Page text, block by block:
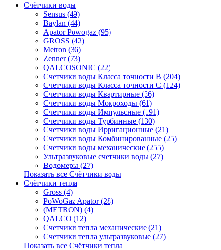
Счётчики воды
Sensus (49)
Baylan (44)
Apator Powogaz (95)
GROSS (42)
Metron (36)
Zenner (73)
QALCOSONIC (22)
Счетчики воды Класса точности В (204)
Счетчики воды Класса точности С (124)
Счетчики воды Квартирные (36)
Счетчики воды Мокроходы (61)
Счетчики воды Импульсные (191)
Счетчики воды Турбинные (130)
Счетчики воды Ирригационные (21)
Счетчики воды Комбинированные (25)
Счетчики воды механические (255)
Ультразвуковые счетчики воды (27)
Водомеры (27)
Показать все Счётчики воды
Счётчики тепла
Gross (4)
PoWoGaz Apator (28)
(METRON) (4)
QALCO (12)
Счетчики тепла механические (21)
Счетчики тепла ультразвуковые (27)
Показать все Счётчики тепла